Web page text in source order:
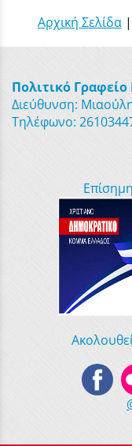
Αρχική Σελίδα|
Πολιτικό
Διεύθυνση:
Τηλέφωνο: